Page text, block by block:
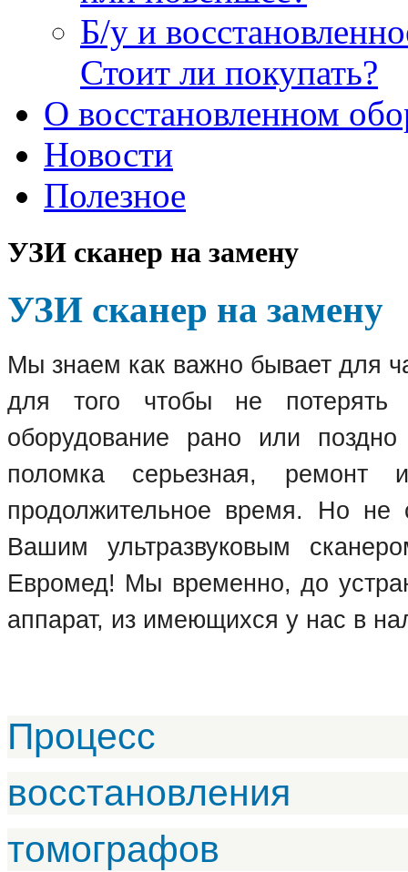
Б/у и
Стоит ли покупать?
О восстановленном
Новости
Полезное
УЗИ сканер на замену
УЗИ сканер на замену
Мы знаем как важно бывает для
для того чтобы не
оборудование рано или
поломка серьезная, ремонт
продолжительное время. Но не
Вашим ультразвуковым
Евромед! Мы временно, до
аппарат, из имеющихся у нас в
Процесс
восстановления
томографов